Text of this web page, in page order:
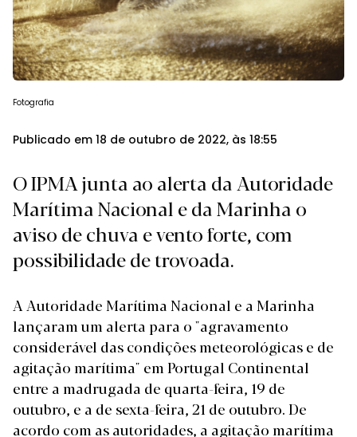
Fotografia
Publicado em 18 de outubro de 2022, às 18:55
O IPMA junta ao alerta da Autoridade
Marítima Nacional e da Marinha o
aviso de chuva e vento forte, com
possibilidade de trovoada.
A Autoridade Marítima Nacional e a Marinha
lançaram um alerta para o "agravamento
considerável das condições meteorológicas e de
agitação marítima" em Portugal Continental
entre a madrugada de quarta-feira, 19 de
outubro, e a de sexta-feira, 21 de outubro. De
acordo com as autoridades, a agitação marítima